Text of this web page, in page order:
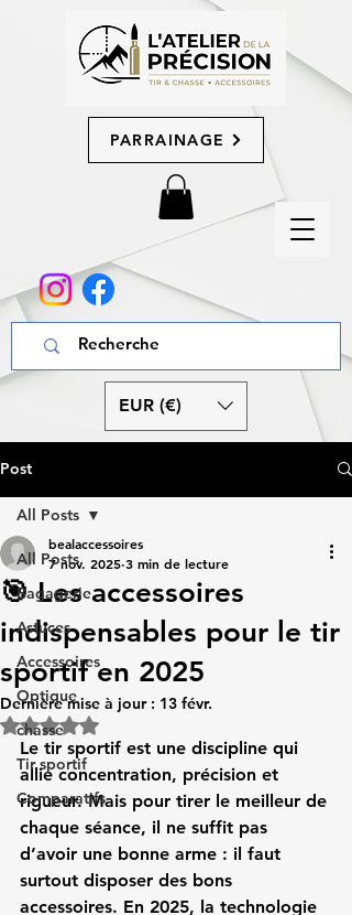
PARRAINAGE
EUR (€)
Post
All Posts
Bagagerie
Astuces
Accessoires
Optique
chasse
Tir sportif
Comparatifs
All Posts
🎯 Les accessoires
indispensables pour le tir
sportif en 2025
bealaccessoires
7 nov. 2025 3 min de lecture
Dernière mise à jour : 13 févr.
Noté NaN étoiles sur 5.
Le tir sportif est une discipline qui
allie concentration, précision et
rigueur. Mais pour tirer le meilleur de
chaque séance, il ne suffit pas
d’avoir une bonne arme : il faut
surtout disposer des bons
accessoires. En 2025, la technologie